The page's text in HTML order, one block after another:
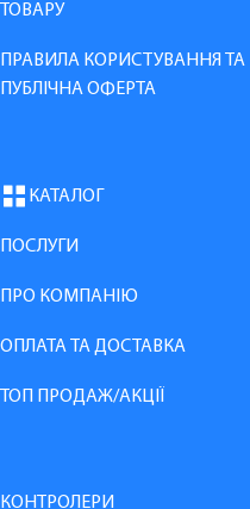
ТОВАРУ
ПРАВИЛА КОРИСТУВАННЯ ТА
ПУБЛІЧНА ОФЕРТА
КАТАЛОГ
ПОСЛУГИ
ПРО КОМПАНІЮ
ОПЛАТА ТА ДОСТАВКА
ТОП ПРОДАЖ/АКЦІЇ
КОНТРОЛЕРИ